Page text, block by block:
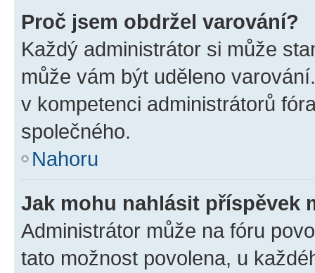
Proč jsem obdržel varování?
Každý administrátor si může
může vám být uděleno
v kompetenci administrátorů
společného.
Nahoru
Jak mohu nahlásit příspěvek
Administrátor může na fóru
tato možnost povolena, u